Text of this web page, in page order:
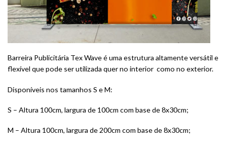
Barreira Publicitária Tex Wave é uma estrutura altamente versátil e
flexível que pode ser utilizada quer no interior como no exterior.
Disponíveis nos tamanhos S e M:
S – Altura 100cm, largura de 100cm com base de 8x30cm;
M – Altura 100cm, largura de 200cm com base de 8x30cm;